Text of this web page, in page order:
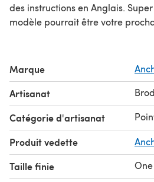
des instructions en Anglais.
modèle pourrait être votre
Marque
Artisanat
Catégorie d'artisanat
Produit vedette
Taille finie